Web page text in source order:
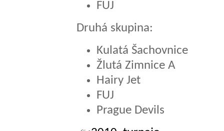
FUJ
Druhá skupina:
Kulatá Šachovnice
Žlutá Zimnice A
Hairy Jet
FUJ
Prague Devils